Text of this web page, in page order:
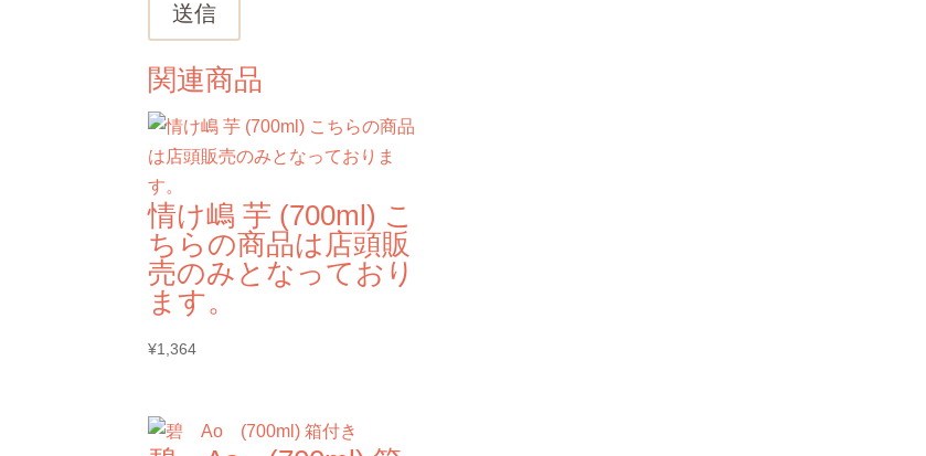
送信
関連商品
情け嶋 芋 (700ml) こ
ちらの商品は店頭販
売のみとなっており
ます。
¥1,364